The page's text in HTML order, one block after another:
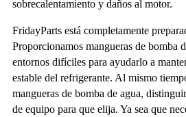
sobrecalentamiento y daños al motor.
FridayParts está completamente
Proporcionamos mangueras de bomba
entornos difíciles para ayudarlo a
estable del refrigerante. Al mismo
mangueras de bomba de agua,
de equipo para que elija. Ya sea que